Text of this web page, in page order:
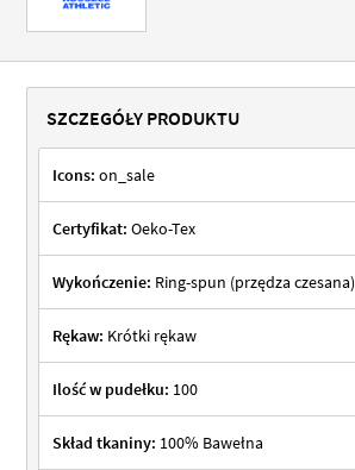
SZCZEGÓŁY PRODUKTU
Icons: on_sale
Certyfikat: Oeko-Tex
Wykończenie: Ring-spun (przędza czesana)
Rękaw: Krótki rękaw
Ilość w pudełku: 100
Skład tkaniny: 100% Bawełna